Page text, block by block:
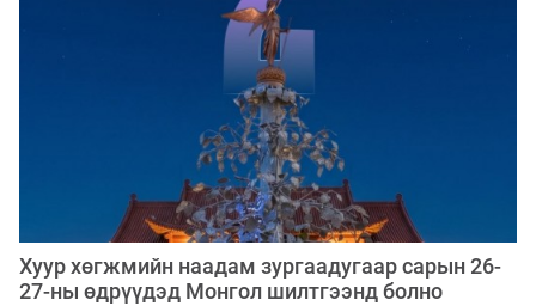
Хуур хөгжмийн наадам зургаадугаар сарын 26-
27-ны өдрүүдэд Монгол шилтгээнд болно